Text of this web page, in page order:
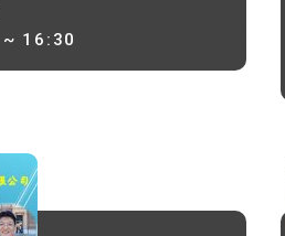
~ 16:30